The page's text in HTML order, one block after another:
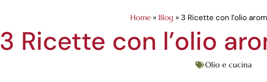
Home » Blog » 3 Ricette con l’olio
3 Ricette con l’olio
Olio e cucina